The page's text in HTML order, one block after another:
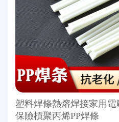
塑料焊條熱熔焊接家用
保險槓聚丙烯PP焊條